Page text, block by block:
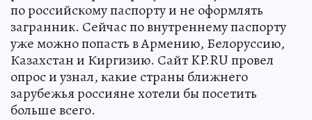
по российскому паспорту и не оформлять
загранник. Сейчас по внутреннему паспорту
уже можно попасть в Армению, Белоруссию,
Казахстан и Киргизию. Сайт KP.RU провел
опрос и узнал, какие страны ближнего
зарубежья россияне хотели бы посетить
больше всего.